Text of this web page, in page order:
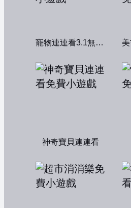
寵物連連看3.1無敵版
神奇寶貝連連看